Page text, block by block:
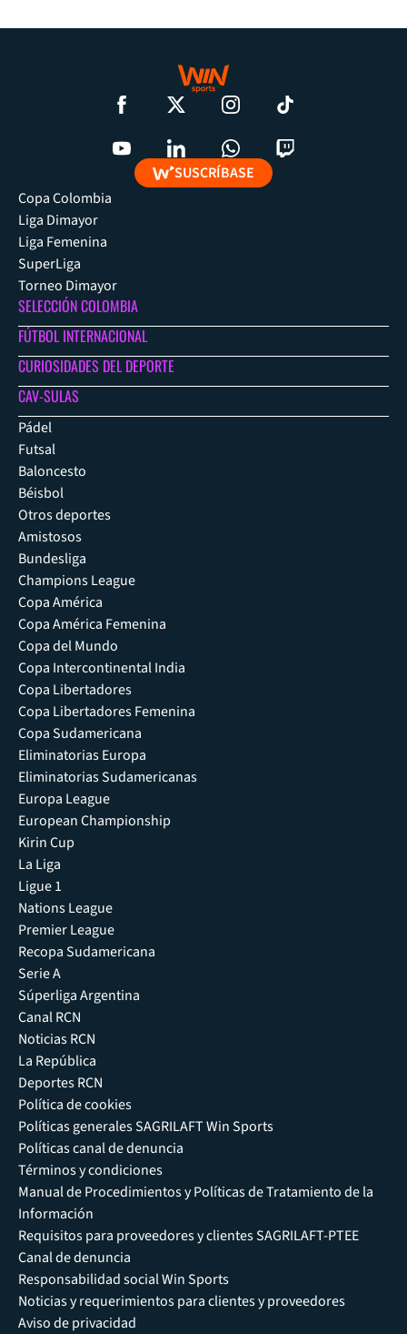
SUSCRÍBASE
Copa Colombia
Liga Dimayor
Liga Femenina
SuperLiga
Torneo Dimayor
SELECCIÓN COLOMBIA
FÚTBOL INTERNACIONAL
CURIOSIDADES DEL DEPORTE
CAV-SULAS
Pádel
Futsal
Baloncesto
Béisbol
Otros deportes
Amistosos
Bundesliga
Champions League
Copa América
Copa América Femenina
Copa del Mundo
Copa Intercontinental India
Copa Libertadores
Copa Libertadores Femenina
Copa Sudamericana
Eliminatorias Europa
Eliminatorias Sudamericanas
Europa League
European Championship
Kirin Cup
La Liga
Ligue 1
Nations League
Premier League
Recopa Sudamericana
Serie A
Súperliga Argentina
Canal RCN
Noticias RCN
La República
Deportes RCN
Política de cookies
Políticas generales SAGRILAFT Win Sports
Políticas canal de denuncia
Términos y condiciones
Manual de Procedimientos y Políticas de Tratamiento de la
Información
Requisitos para proveedores y clientes SAGRILAFT-PTEE
Canal de denuncia
Responsabilidad social Win Sports
Noticias y requerimientos para clientes y proveedores
Aviso de privacidad